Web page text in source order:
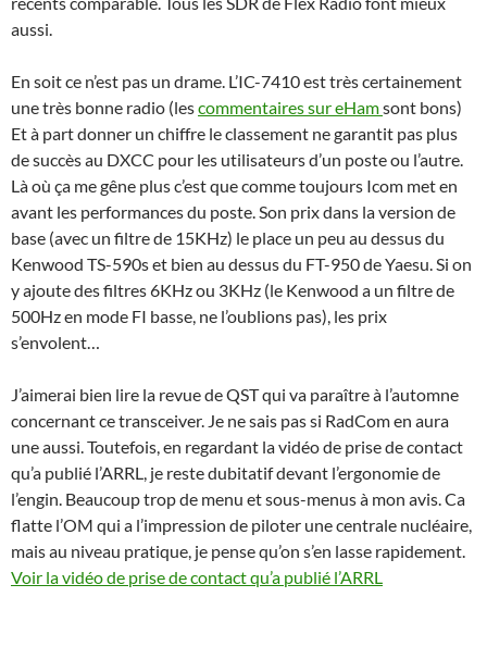
aussi.
En soit ce n’est pas un drame. L’IC-7410 est très certainement
une très bonne radio (lescommentaires sur eHamsont bons)
Et à part donner un chiffre le classement ne garantit pas plus
de succès au DXCC pour les utilisateurs d’un poste ou l’autre.
Là où ça me gêne plus c’est que comme toujours Icom met en
avant les performances du poste. Son prix dans la version de
base (avec un filtre de 15KHz) le place un peu au dessus du
Kenwood TS-590s et bien au dessus du FT-950 de Yaesu. Si on
y ajoute des filtres 6KHz ou 3KHz (le Kenwood a un filtre de
500Hz en mode FI basse, ne l’oublions pas), les prix
s’envolent…
J’aimerai bien lire la revue de QST qui va paraître à l’automne
concernant ce transceiver. Je ne sais pas si RadCom en aura
une aussi. Toutefois, en regardant la vidéo de prise de contact
qu’a publié l’ARRL, je reste dubitatif devant l’ergonomie de
l’engin. Beaucoup trop de menu et sous-menus à mon avis. Ca
flatte l’OM qui a l’impression de piloter une centrale nucléaire,
mais au niveau pratique, je pense qu’on s’en lasse rapidement.
Voir la vidéo de prise de contact qu’a publié l’ARRL